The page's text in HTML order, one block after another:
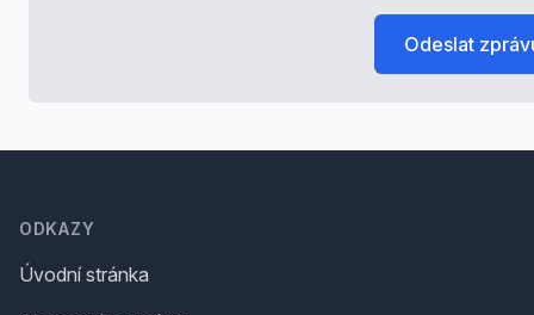
Odeslat
ODKAZY
Úvodní stránka